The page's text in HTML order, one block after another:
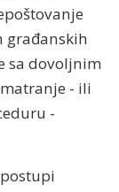
građanskih
sa dovoljnim
- ili
-